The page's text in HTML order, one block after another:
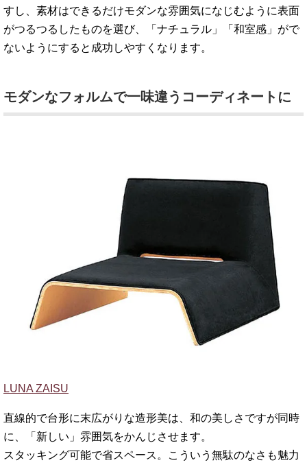
すし、素材はできるだけモダンな雰囲気になじむように表面
がつるつるしたものを選び、「ナチュラル」「和室感」がで
ないようにすると成功しやすくなります。
モダンなフォルムで一味違うコーディネートに
LUNA ZAISU
直線的で台形に末広がりな造形美は、和の美しさですが同時
に、「新しい」雰囲気をかんじさせます。
スタッキング可能で省スペース。こういう無駄のなさも魅力